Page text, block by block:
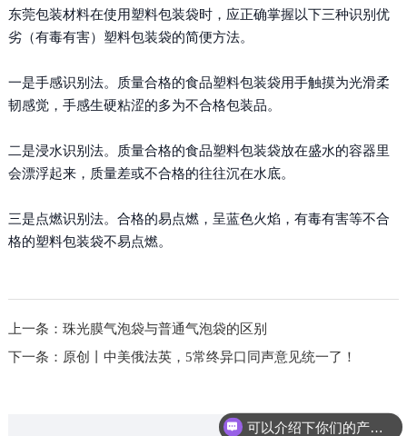
东莞包装材料在使用塑料包装袋时，应正确掌握以下三种识别优
劣（有毒有害）塑料包装袋的简便方法。
一是手感识别法。质量合格的食品塑料包装袋用手触摸为光滑柔
韧感觉，手感生硬粘涩的多为不合格包装品。
二是浸水识别法。质量合格的食品塑料包装袋放在盛水的容器里
会漂浮起来，质量差或不合格的往往沉在水底。
三是点燃识别法。合格的易点燃，呈蓝色火焰，有毒有害等不合
格的塑料包装袋不易点燃。
上一条：珠光膜气泡袋与普通气泡袋的区别
下一条：原创丨中美俄法英，5常终异口同声意见统一了！
可以介绍下你们的产品么